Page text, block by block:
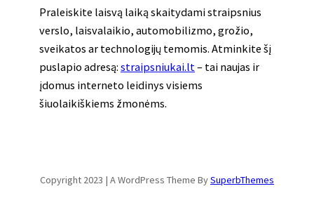
Praleiskite laisvą laiką skaitydami straipsnius
verslo, laisvalaikio, automobilizmo, grožio,
sveikatos ar technologijų temomis. Atminkite šį
puslapio adresą: straipsniukai.lt – tai naujas ir
įdomus interneto leidinys visiems
šiuolaikiškiems žmonėms.
Copyright 2023 | A WordPress Theme BySuperbThemes